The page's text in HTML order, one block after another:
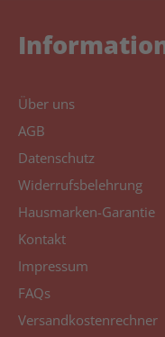
Über uns
AGB
Datenschutz
Widerrufsbelehrung
Hausmarken-Garantie
Kontakt
Impressum
FAQs
Versandkostenrechner